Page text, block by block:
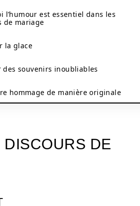
l’humour est essentiel dans les
de mariage
la glace
des souvenirs inoubliables
hommage de manière originale
DISCOURS DE